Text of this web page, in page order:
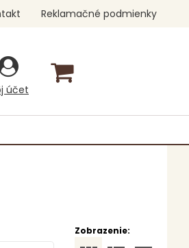
účet
Reklamačné podmienky
Zobrazenie: